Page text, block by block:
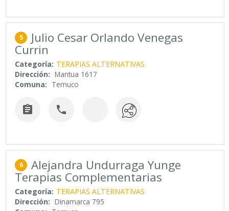
5 Julio Cesar Orlando Venegas
Currin
Categoría: TERAPIAS ALTERNATIVAS
Dirección: Mantua 1617
Comuna: Temuco
 
6 Alejandra Undurraga Yunge
Terapias Complementarias
Categoría: TERAPIAS ALTERNATIVAS
Dirección: Dinamarca 795